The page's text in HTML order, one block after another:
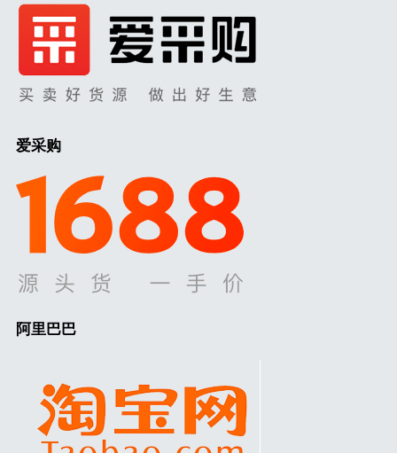
爱采购
阿里巴巴